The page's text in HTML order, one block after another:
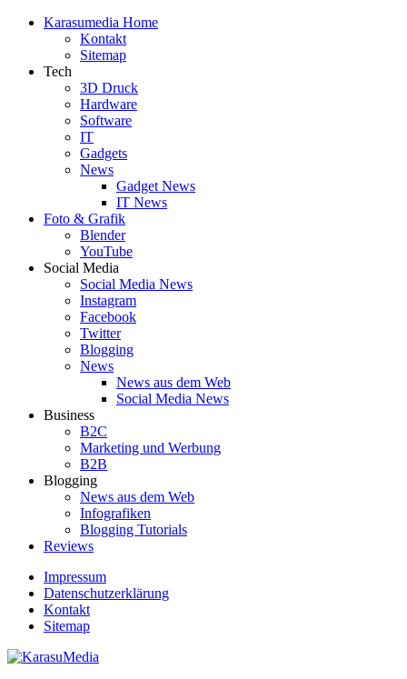
Skip
Karasumedia Home
Kontakt
Sitemap
Tech
3D Druck
Hardware
Software
IT
Gadgets
News
Gadget News
IT News
Foto & Grafik
Blender
YouTube
Social Media
Social Media News
Instagram
Facebook
Twitter
Blogging
News
News aus dem Web
Social Media News
Business
B2C
Marketing und Werbung
B2B
Blogging
News aus dem Web
Infografiken
Blogging Tutorials
Reviews
Impressum
Datenschutzerklärung
Kontakt
Sitemap